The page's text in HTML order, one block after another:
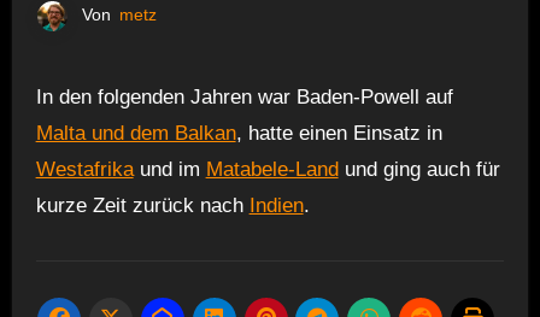
Von metz
In den folgenden Jahren war Baden-Powell auf
Malta und dem Balkan, hatte einen Einsatz in
Westafrikaund im Matabele-Landund ging auch für
kurze Zeit zurück nach Indien.